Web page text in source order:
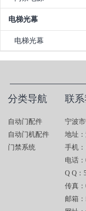
电梯光幕
电梯光幕
分类导航
自动门配件
自动门机配件
门禁系统
联
宁波
地址
手机：
电话：
Q Q：
传真：
邮箱